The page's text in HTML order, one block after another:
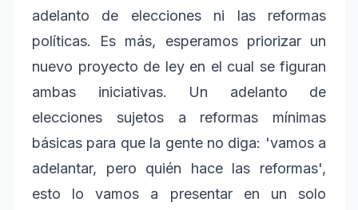
adelanto de elecciones ni las reformas
políticas. Es más, esperamos priorizar un
nuevo proyecto de ley en el cual se figuran
ambas iniciativas. Un adelanto de
elecciones sujetos a reformas mínimas
básicas para que la gente no diga: 'vamos a
adelantar, pero quién hace las reformas',
esto lo vamos a presentar en un solo